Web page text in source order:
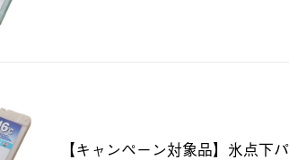
【キャンペーン対象品】氷点